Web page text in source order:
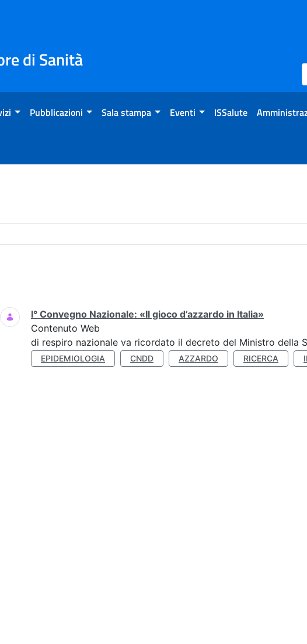
di Sanità
Pubblicazioni Sala stampa Eventi ISSalute
I° Convegno Nazionale: «Il gioco d’azzardo in Italia»
Contenuto Web
di respiro nazionale va ricordato il decreto del Ministro della
EPIDEMIOLOGIA CNDD AZZARDO RICERCA